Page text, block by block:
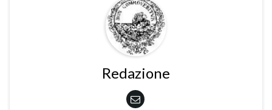
Redazione